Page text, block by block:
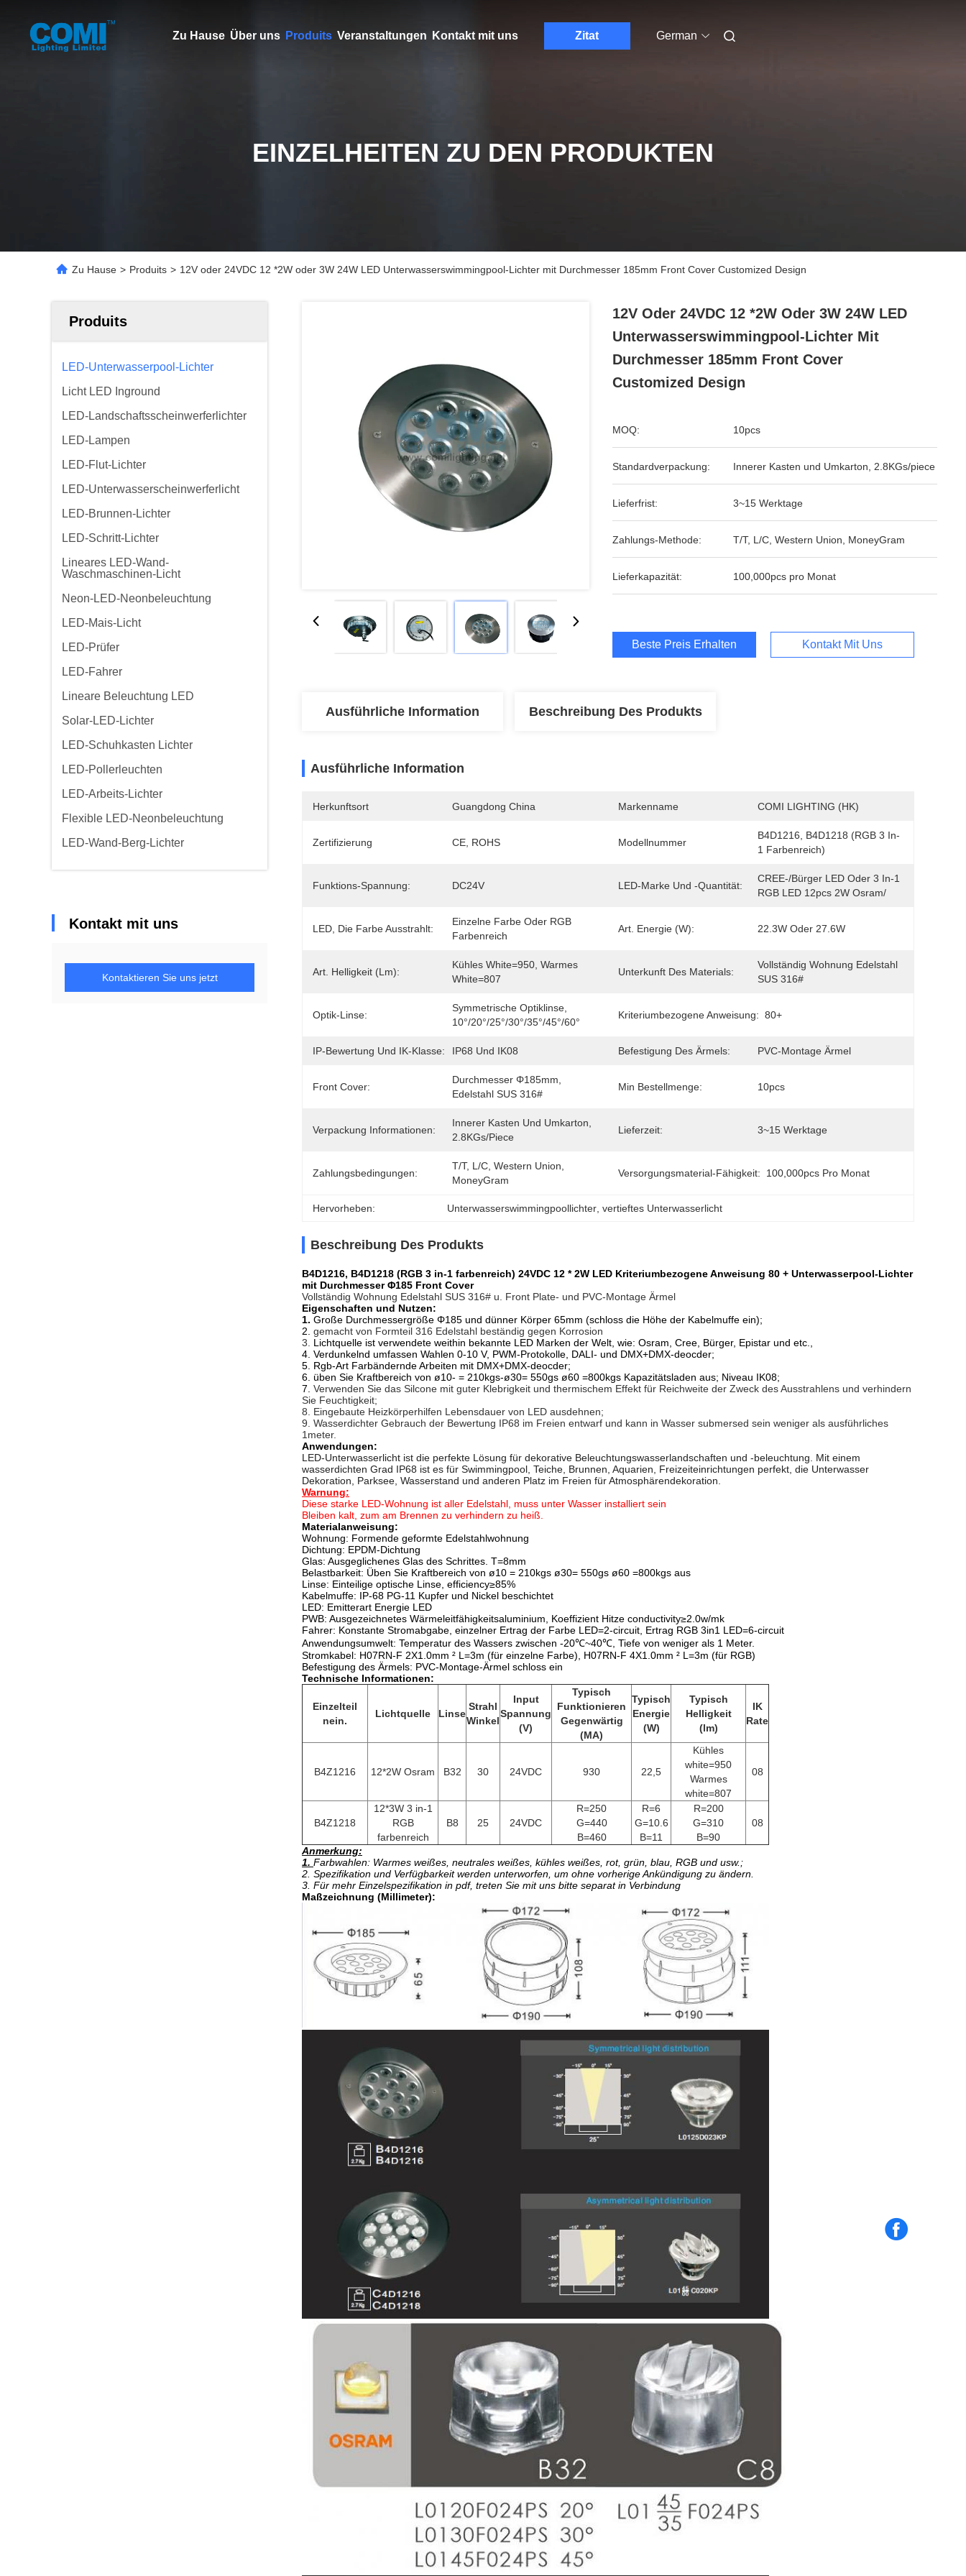
Zu Hause Über uns Produits Veranstaltungen Kontakt mit uns Zitat German
EINZELHEITEN ZU DEN PRODUKTEN
Zu Hause > Produits > 12V oder 24VDC 12 *2W oder 3W 24W LED Unterwasserswimmingpool-Lichter mit Durchmesser 185mm Front Cover Customized Design
Produits
LED-Unterwasserpool-Lichter
Licht LED Inground
LED-Landschaftsscheinwerferlichter
LED-Lampen
LED-Flut-Lichter
LED-Unterwasserscheinwerferlicht
LED-Brunnen-Lichter
LED-Schritt-Lichter
Lineares LED-Wand-
Waschmaschinen-Licht
Neon-LED-Neonbeleuchtung
LED-Mais-Licht
LED-Prüfer
LED-Fahrer
Lineare Beleuchtung LED
Solar-LED-Lichter
LED-Schuhkasten Lichter
LED-Pollerleuchten
LED-Arbeits-Lichter
Flexible LED-Neonbeleuchtung
LED-Wand-Berg-Lichter
Kontakt mit uns
Kontaktieren Sie uns jetzt
12V Oder 24VDC 12 *2W Oder 3W 24W LED
Unterwasserswimmingpool-Lichter Mit
Durchmesser 185mm Front Cover
Customized Design
MOQ: 10pcs
Standardverpackung: Innerer Kasten und Umkarton, 2.8KGs/piece
Lieferfrist: 3~15 Werktage
Zahlungs-Methode: T/T, L/C, Western Union, MoneyGram
Lieferkapazität: 100,000pcs pro Monat
Beste Preis Erhalten Kontakt Mit Uns
Ausführliche Information Beschreibung Des Produkts
Ausführliche Information
Herkunftsort Guangdong China Markenname COMI LIGHTING (HK)
Zertifizierung CE, ROHS Modellnummer
B4D1216, B4D1218 (RGB 3 In-
1 Farbenreich)
Funktions-Spannung: DC24V LED-Marke Und -quantität:
CREE-/bürger LED Oder 3 In-1
RGB LED 12pcs 2W Osram/
LED, Die Farbe Ausstrahlt:
Einzelne Farbe Oder RGB
Farbenreich
Art. Energie (W): 22.3W Oder 27.6W
Art. Helligkeit (lm):
Kühles White=950, Warmes
White=807
Unterkunft Des Materials:
Vollständig Wohnung Edelstahl
SUS 316#
Optik-Linse:
Symmetrische Optiklinse,
10°/20°/25°/30°/35°/45°/60°
Kriteriumbezogene Anweisung: 80+
IP-Bewertung Und IK-Klasse: IP68 Und IK08 Befestigung Des Ärmels: PVC-Montage Ärmel
Front Cover:
Durchmesser Φ185mm,
Edelstahl SUS 316#
Min Bestellmenge: 10pcs
Verpackung Informationen:
Innerer Kasten Und Umkarton,
2.8KGs/piece
Lieferzeit: 3~15 Werktage
Zahlungsbedingungen:
T/T, L/C, Western Union,
MoneyGram
Versorgungsmaterial-Fähigkeit: 100,000pcs Pro Monat
Hervorheben: Unterwasserswimmingpoollichter , vertieftes Unterwasserlicht
Beschreibung Des Produkts
B4D1216, B4D1218 (RGB 3 in-1 farbenreich) 24VDC 12 * 2W LED Kriteriumbezogene Anweisung 80 + Unterwasserpool-Lichter
mit Durchmesser Φ185 Front Cover
Vollständig Wohnung Edelstahl SUS 316# u. Front Plate- und PVC-Montage Ärmel
Eigenschaften und Nutzen:
1. Große Durchmessergröße Φ185 und dünner Körper 65mm (schloss die Höhe der Kabelmuffe ein);
2. gemacht von Formteil 316 Edelstahl beständig gegen Korrosion
3. Lichtquelle ist verwendete weithin bekannte LED Marken der Welt, wie: Osram, Cree, Bürger, Epistar und etc.,
4. Verdunkelnd umfassen Wahlen 0-10 V, PWM-Protokolle, DALI- und DMX+DMX-deocder;
5. Rgb-Art Farbändernde Arbeiten mit DMX+DMX-deocder;
6. üben Sie Kraftbereich von ø10- = 210kgs-ø30= 550gs ø60 =800kgs Kapazitätsladen aus; Niveau IK08;
7. Verwenden Sie das Silcone mit guter Klebrigkeit und thermischem Effekt für Reichweite der Zweck des Ausstrahlens und verhindern
Sie Feuchtigkeit;
8. Eingebaute Heizkörperhilfen Lebensdauer von LED ausdehnen;
9. Wasserdichter Gebrauch der Bewertung IP68 im Freien entwarf und kann in Wasser submersed sein weniger als ausführliches
1meter.
Anwendungen:
LED-Unterwasserlicht ist die perfekte Lösung für dekorative Beleuchtungswasserlandschaften und -beleuchtung. Mit einem
wasserdichten Grad IP68 ist es für Swimmingpool, Teiche, Brunnen, Aquarien, Freizeiteinrichtungen perfekt, die Unterwasser
Dekoration, Parksee, Wasserstand und anderen Platz im Freien für Atmosphärendekoration.
Warnung:
Diese starke LED-Wohnung ist aller Edelstahl, muss unter Wasser installiert sein
Bleiben kalt, zum am Brennen zu verhindern zu heiß.
Materialanweisung:
Wohnung: Formende geformte Edelstahlwohnung
Dichtung: EPDM-Dichtung
Glas: Ausgeglichenes Glas des Schrittes. T=8mm
Belastbarkeit: Üben Sie Kraftbereich von ø10 = 210kgs ø30= 550gs ø60 =800kgs aus
Linse: Einteilige optische Linse, efficiency≥85%
Kabelmuffe: IP-68 PG-11 Kupfer und Nickel beschichtet
LED: Emitterart Energie LED
PWB: Ausgezeichnetes Wärmeleitfähigkeitsaluminium, Koeffizient Hitze conductivity≥2.0w/mk
Fahrer: Konstante Stromabgabe, einzelner Ertrag der Farbe LED=2-circuit, Ertrag RGB 3in1 LED=6-circuit
Anwendungsumwelt: Temperatur des Wassers zwischen -20℃~40℃, Tiefe von weniger als 1 Meter.
Stromkabel: H07RN-F 2X1.0mm ² L=3m (für einzelne Farbe), H07RN-F 4X1.0mm ² L=3m (für RGB)
Befestigung des Ärmels: PVC-Montage-Ärmel schloss ein
Technische Informationen:
Einzelteil
nein.
Lichtquelle Linse
Strahl
Winkel
Input
Spannung
(V)
Typisch
Funktionieren
Gegenwärtig
(MA)
Typisch
Energie
(W)
Typisch
Helligkeit
(lm)
IK
Rate
B4Z1216 12*2W Osram B32 30 24VDC 930 22,5
Kühles
white=950
Warmes
white=807
08
B4Z1218
12*3W 3 in-1
RGB
farbenreich
B8 25 24VDC
R=250
G=440
B=460
R=6
G=10.6
B=11
R=200
G=310
B=90
08
Anmerkung:
1. Farbwahlen: Warmes weißes, neutrales weißes, kühles weißes, rot, grün, blau, RGB und usw.;
2. Spezifikation und Verfügbarkeit werden unterworfen, um ohne vorherige Ankündigung zu ändern.
3. Für mehr Einzelspezifikation in pdf, treten Sie mit uns bitte separat in Verbindung
Maßzeichnung (Millimeter):